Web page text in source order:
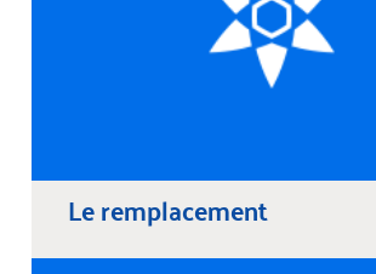
Le remplacement